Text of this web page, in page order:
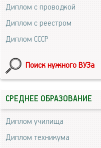
Диплом с проводкой
Диплом с реестром
Диплом СССР
Поиск нужного ВУЗа
СРЕДНЕЕ ОБРАЗОВАНИЕ
Диплом училища
Диплом техникума